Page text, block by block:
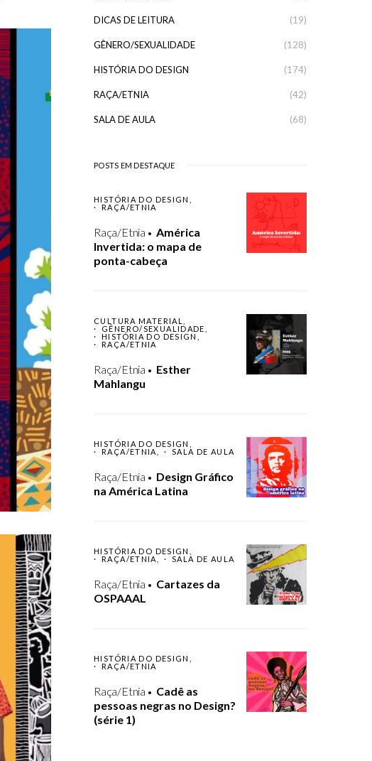
DICAS DE LEITURA (19)
GÊNERO/SEXUALIDADE (128)
HISTÓRIA DO DESIGN (174)
RAÇA/ETNIA (42)
SALA DE AULA (68)
POSTS EM DESTAQUE
HISTÓRIA DO DESIGN
RAÇA/ETNIA
Raça/Etnia
América
Invertida: o mapa de
ponta-cabeça
CULTURA MATERIAL
GÊNERO/SEXUALIDADE
HISTÓRIA DO DESIGN
RAÇA/ETNIA
Raça/Etnia
Esther
Mahlangu
HISTÓRIA DO DESIGN
RAÇA/ETNIA
SALA DE AULA
Raça/Etnia
Design Gráfico
na América Latina
HISTÓRIA DO DESIGN
RAÇA/ETNIA
SALA DE AULA
Raça/Etnia
Cartazes da
OSPAAAL
HISTÓRIA DO DESIGN
RAÇA/ETNIA
Raça/Etnia
Cadê as
pessoas negras no Design?
(série 1)